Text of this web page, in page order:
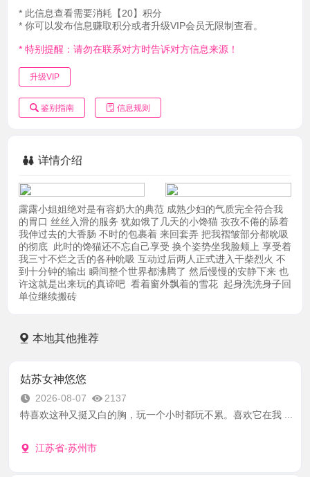
* 此信息查看需要消耗【20】积分
* 你可以发布信息赚取积分或者升级VIP会员无限制查看。
* 特别提醒：请勿在联系对方时告诉对方信息来源！
升级VIP
鉴别指南 信息规则
详情介绍
露露小姐姐绝对是有容奶大的典范 成熟少妇的气质完全符合我
的胃口 丝丝入滑的服务 犹如饿了几天的小馋猫 孜孜不倦的舔着
我伸过去的大香肠 不时的包裹着 来回套弄 把我褶皱部分都吮吸
的彻底 此时的馋猫还不忘自己享受 换个姿势坐我脸颊上 享受着
我三寸不烂之舌的各种吮吸 互动过后两人正式进入干柴烈火 不
到十分钟的输出 瞬间整个世界都沸腾了 然后慢慢的安静下来 也
许这就是出来玩的真谛吧 看着窗外飘着的雪花 起身洗洗身子回
单位继续搬砖
本地其他推荐
姑苏女神悠悠
2026-08-07
2137
特喜欢这种又挺又白的胸，玩一个小时都玩不累。喜欢它在我 ...
江苏省-苏州市